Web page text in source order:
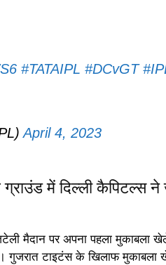
#TATAIPL #DCvGT
April 4, 2023
में दिल्ली कैपिटल्स ने
मैदान पर अपना पहला मुकाबला
गुजरात टाइटंस के खिलाफ मुकाबला